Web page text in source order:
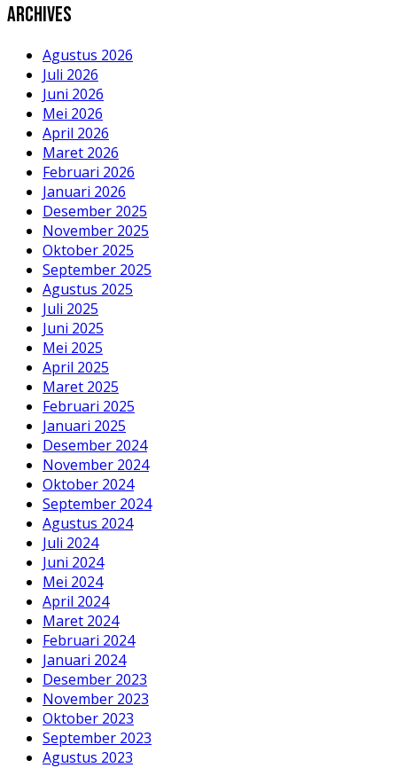
Archives
Agustus 2026
Juli 2026
Juni 2026
Mei 2026
April 2026
Maret 2026
Februari 2026
Januari 2026
Desember 2025
November 2025
Oktober 2025
September 2025
Agustus 2025
Juli 2025
Juni 2025
Mei 2025
April 2025
Maret 2025
Februari 2025
Januari 2025
Desember 2024
November 2024
Oktober 2024
September 2024
Agustus 2024
Juli 2024
Juni 2024
Mei 2024
April 2024
Maret 2024
Februari 2024
Januari 2024
Desember 2023
November 2023
Oktober 2023
September 2023
Agustus 2023